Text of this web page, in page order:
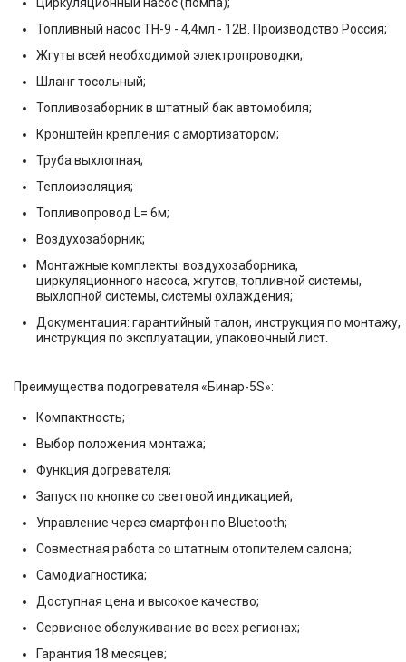
Топливный насос ТН-9 - 4,4мл - 12В. Производство Россия;
Жгуты всей необходимой электропроводки;
Шланг тосольный;
Топливозаборник в штатный бак автомобиля;
Кронштейн крепления с амортизатором;
Труба выхлопная;
Теплоизоляция;
Топливопровод L= 6м;
Воздухозаборник;
Монтажные комплекты: воздухозаборника,
циркуляционного насоса, жгутов, топливной системы,
выхлопной системы, системы охлаждения;
Документация: гарантийный талон, инструкция по монтажу,
инструкция по эксплуатации, упаковочный лист.
Преимущества подогревателя «Бинар-5S»:
Компактность;
Выбор положения монтажа;
Функция догревателя;
Запуск по кнопке со световой индикацией;
Управление через смартфон по Bluetooth;
Совместная работа со штатным отопителем салона;
Самодиагностика;
Доступная цена и высокое качество;
Сервисное обслуживание во всех регионах;
Гарантия 18 месяцев;